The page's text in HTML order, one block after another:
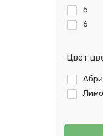
5
6
Цвет